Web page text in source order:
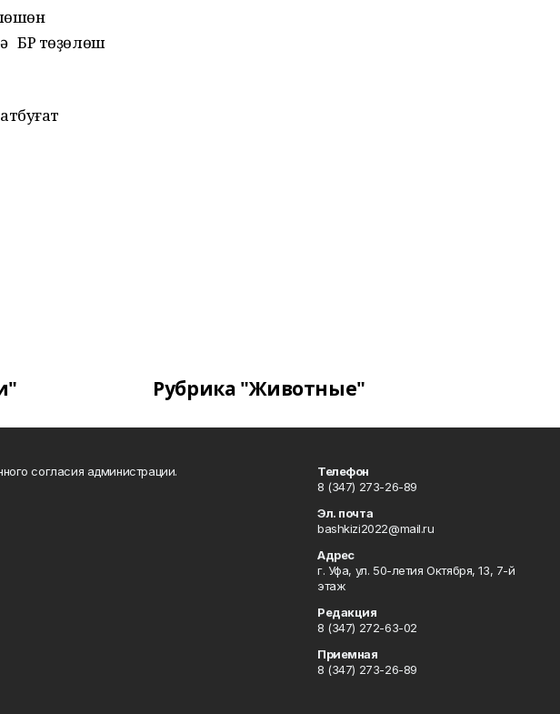
БР төҙөлөш
Рубрика "Животные"
согласия администрации.
Телефон
8 (347) 273-26-89
Эл. почта
bashkizi2022@mail.ru
Адрес
г. Уфа, ул. 50-летия Октября, 13, 7-й
этаж
Редакция
8 (347) 272-63-02
Приемная
8 (347) 273-26-89